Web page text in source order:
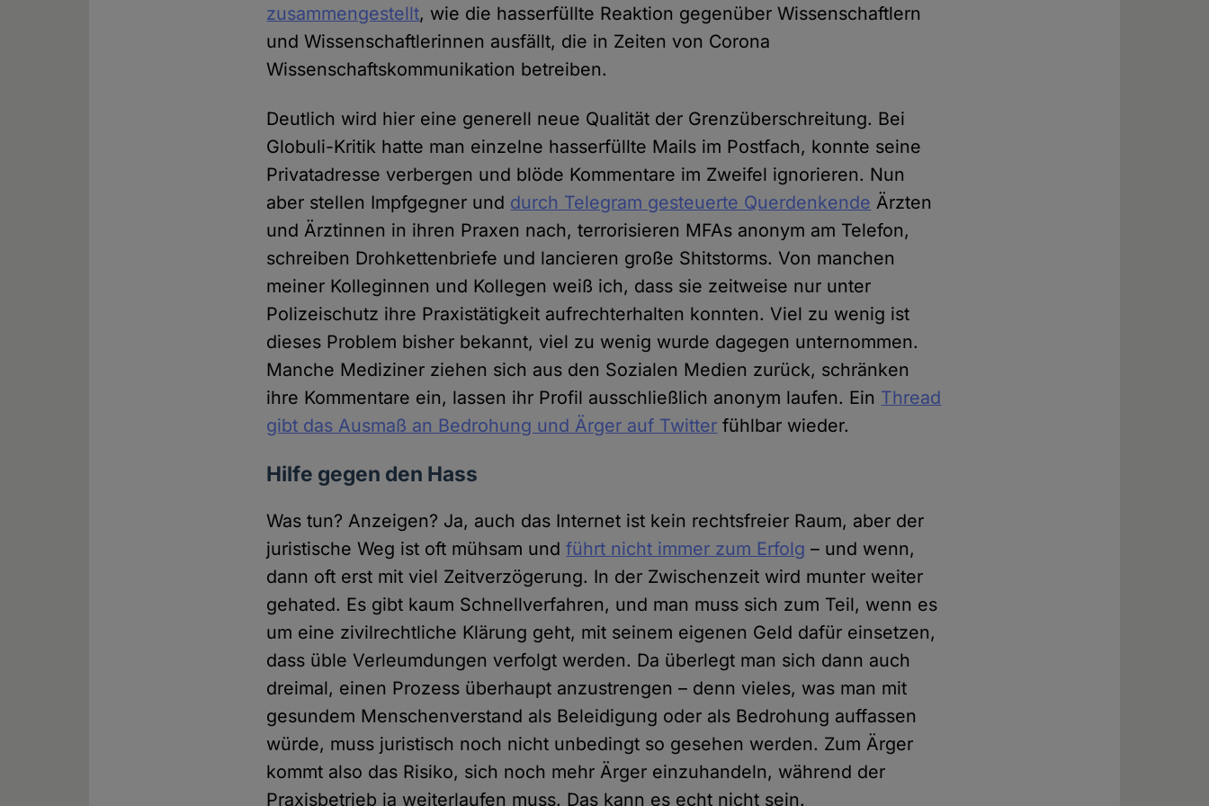
zusammengestellt, wie die hasserfüllte Reaktion gegenüber Wissenschaftlern
und Wissenschaftlerinnen ausfällt, die in Zeiten von Corona
Wissenschaftskommunikation betreiben.
Deutlich wird hier eine generell neue Qualität der Grenzüberschreitung. Bei
Globuli-Kritik hatte man einzelne hasserfüllte Mails im Postfach, konnte seine
Privatadresse verbergen und blöde Kommentare im Zweifel ignorieren. Nun
aber stellen Impfgegner und durch Telegram gesteuerte Querdenkende Ärzten
und Ärztinnen in ihren Praxen nach, terrorisieren MFAs anonym am Telefon,
schreiben Drohkettenbriefe und lancieren große Shitstorms. Von manchen
meiner Kolleginnen und Kollegen weiß ich, dass sie zeitweise nur unter
Polizeischutz ihre Praxistätigkeit aufrechterhalten konnten. Viel zu wenig ist
dieses Problem bisher bekannt, viel zu wenig wurde dagegen unternommen.
Manche Mediziner ziehen sich aus den Sozialen Medien zurück, schränken
ihre Kommentare ein, lassen ihr Profil ausschließlich anonym laufen. Ein Thread
gibt das Ausmaß an Bedrohung und Ärger auf Twitter fühlbar wieder.
Hilfe gegen den Hass
Was tun? Anzeigen? Ja, auch das Internet ist kein rechtsfreier Raum, aber der
juristische Weg ist oft mühsam undführt nicht immer zum Erfolg – und wenn,
dann oft erst mit viel Zeitverzögerung. In der Zwischenzeit wird munter weiter
gehated. Es gibt kaum Schnellverfahren, und man muss sich zum Teil, wenn es
um eine zivilrechtliche Klärung geht, mit seinem eigenen Geld dafür einsetzen,
dass üble Verleumdungen verfolgt werden. Da überlegt man sich dann auch
dreimal, einen Prozess überhaupt anzustrengen – denn vieles, was man mit
gesundem Menschenverstand als Beleidigung oder als Bedrohung auffassen
würde, muss juristisch noch nicht unbedingt so gesehen werden. Zum Ärger
kommt also das Risiko, sich noch mehr Ärger einzuhandeln, während der
Praxisbetrieb ja weiterlaufen muss. Das kann es echt nicht sein.